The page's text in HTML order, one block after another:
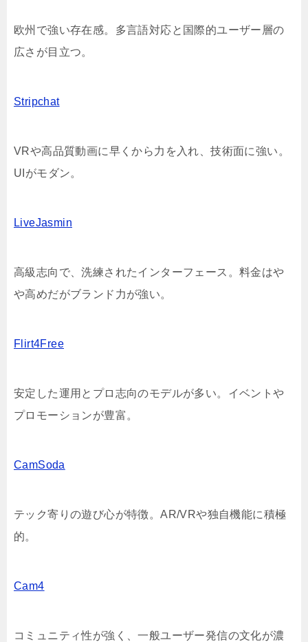
欧州で強い存在感。多言語対応と国際的ユーザー層の
広さが目立つ。
Stripchat
VRや高品質動画に早くから力を入れ、技術面に強い。
UIがモダン。
LiveJasmin
高級志向で、洗練されたインターフェース。料金はや
や高めだがブランド力が強い。
Flirt4Free
安定した運用とプロ志向のモデルが多い。イベントや
プロモーションが豊富。
CamSoda
テック寄りの遊び心が特徴。AR/VRや独自機能に積極
的。
Cam4
コミュニティ性が強く、一般ユーザー発信の文化が濃